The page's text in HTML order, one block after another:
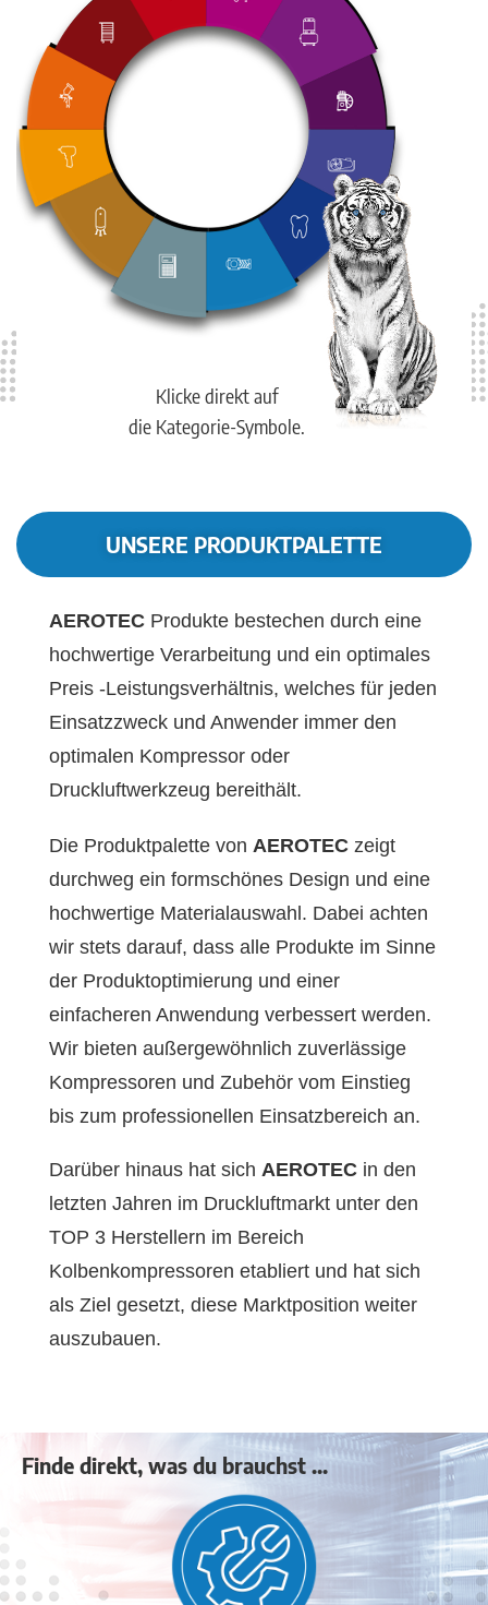
Klicke direkt auf
die Kategorie-Symbole.
UNSERE PRODUKTPALETTE
AEROTEC Produkte bestechen durch eine
hochwertige Verarbeitung und ein optimales
Preis -Leistungsverhältnis, welches für jeden
Einsatzzweck und Anwender immer den
optimalen Kompressor oder
Druckluftwerkzeug bereithält.
Die Produktpalette von AEROTEC zeigt
durchweg ein formschönes Design und eine
hochwertige Materialauswahl. Dabei achten
wir stets darauf, dass alle Produkte im Sinne
der Produktoptimierung und einer
einfacheren Anwendung verbessert werden.
Wir bieten außergewöhnlich zuverlässige
Kompressoren und Zubehör vom Einstieg
bis zum professionellen Einsatzbereich an.
Darüber hinaus hat sich AEROTEC in den
letzten Jahren im Druckluftmarkt unter den
TOP 3 Herstellern im Bereich
Kolbenkompressoren etabliert und hat sich
als Ziel gesetzt, diese Marktposition weiter
auszubauen.
Finde direkt, was du brauchst ...